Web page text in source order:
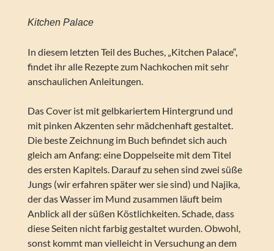
Kitchen Palace
In diesem letzten Teil des Buches, „Kitchen Palace“,
findet ihr alle Rezepte zum Nachkochen mit sehr
anschaulichen Anleitungen.
Das Cover ist mit gelbkariertem Hintergrund und
mit pinken Akzenten sehr mädchenhaft gestaltet.
Die beste Zeichnung im Buch befindet sich auch
gleich am Anfang: eine Doppelseite mit dem Titel
des ersten Kapitels. Darauf zu sehen sind zwei süße
Jungs (wir erfahren später wer sie sind) und Najika,
der das Wasser im Mund zusammen läuft beim
Anblick all der süßen Köstlichkeiten. Schade, dass
diese Seiten nicht farbig gestaltet wurden. Obwohl,
sonst kommt man vielleicht in Versuchung an dem